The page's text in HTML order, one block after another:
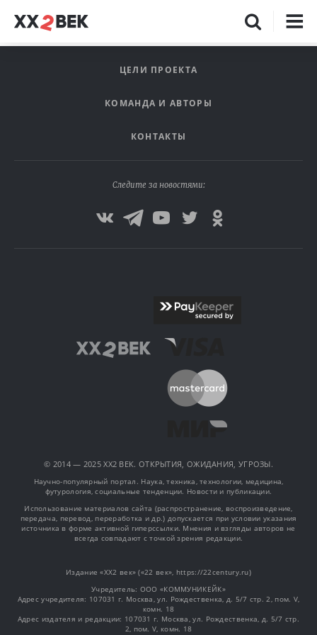
ЦЕЛИ ПРОЕКТА
КОМАНДА И АВТОРЫ
КОНТАКТЫ
Следите за новостями:
© 2014 — 2025 XX2 ВЕК. ОТКРЫТИЯ, ОЖИДАНИЯ, УГРОЗЫ.
Научно-популярный портал. Наука, техника, технологии, медицина,
футурология, социальные тенденции. Новости и публикации.
Использование материалов сайта (распространение, воспроизведение,
передача, перевод, переработка и др.) допускается при условии указания
источника в форме активной гиперссылки. Мнения и взгляды авторов не
всегда совпадают с точкой зрения редакции.
Издание «XX2 век» («22 век», https://22century.ru)
Учредитель: OOO «КОММУНИКЕЙК»
Адрес учредителя: 107031 г. Москва, ул. Рождественка, д. 5/7 стр. 2, пом. V,
комн. 18
Адрес издателя и редакции: 107031 г. Москва, ул. Рождественка, д. 5/7 стр.
2, пом. V, комн. 18